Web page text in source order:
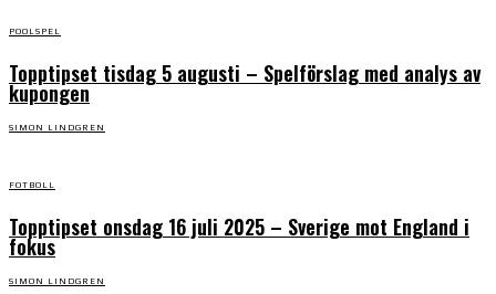
POOLSPEL
Topptipset tisdag 5 augusti – Spelförslag med analys av
kupongen
SIMON LINDGREN
FOTBOLL
Topptipset onsdag 16 juli 2025 – Sverige mot England i
fokus
SIMON LINDGREN